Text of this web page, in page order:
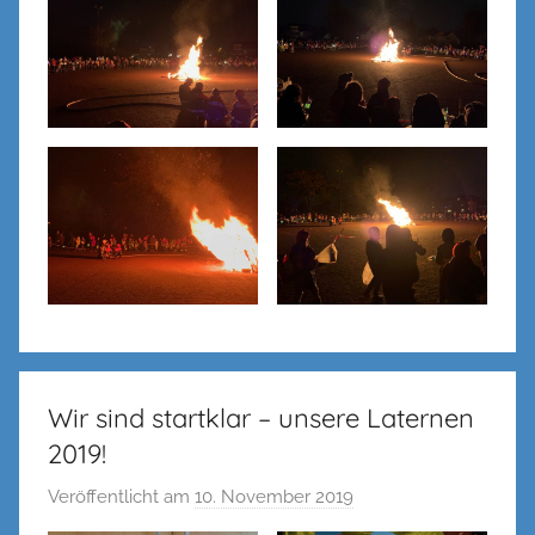
Wir sind startklar – unsere Laternen
2019!
Veröffentlicht am 10. November 2019
o